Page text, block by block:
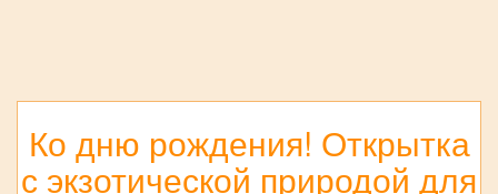
Ко дню рождения! Открытка
с экзотической природой для